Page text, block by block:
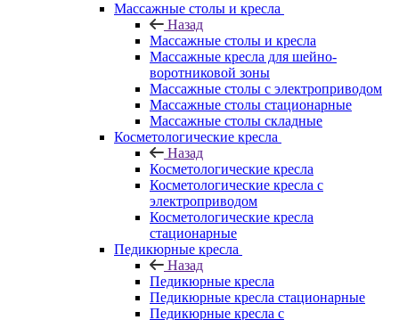
Массажные столы и кресла
Назад
Массажные столы и кресла
Массажные кресла для шейно-
воротниковой зоны
Массажные столы с электроприводом
Массажные столы стационарные
Массажные столы складные
Косметологические кресла
Назад
Косметологические кресла
Косметологические кресла с
электроприводом
Косметологические кресла
стационарные
Педикюрные кресла
Назад
Педикюрные кресла
Педикюрные кресла стационарные
Педикюрные кресла с